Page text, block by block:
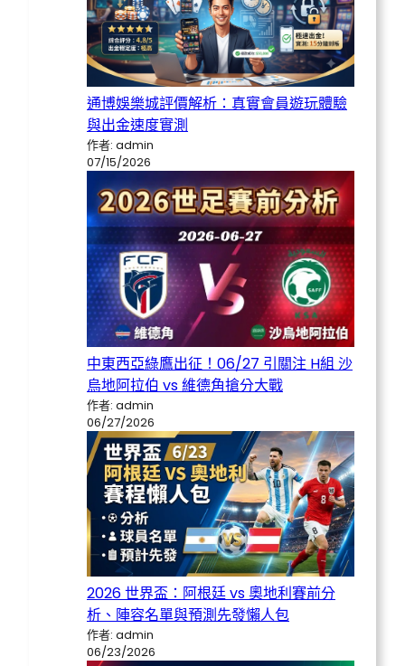
通博娛樂城評價解析：真實會員遊玩體驗
與出金速度實測
作者: admin
07/15/2026
中東西亞綠鷹出征！06/27 引關注 H組 沙
烏地阿拉伯 vs 維德角搶分大戰
作者: admin
06/27/2026
2026 世界盃：阿根廷 vs 奧地利賽前分
析、陣容名單與預測先發懶人包
作者: admin
06/23/2026